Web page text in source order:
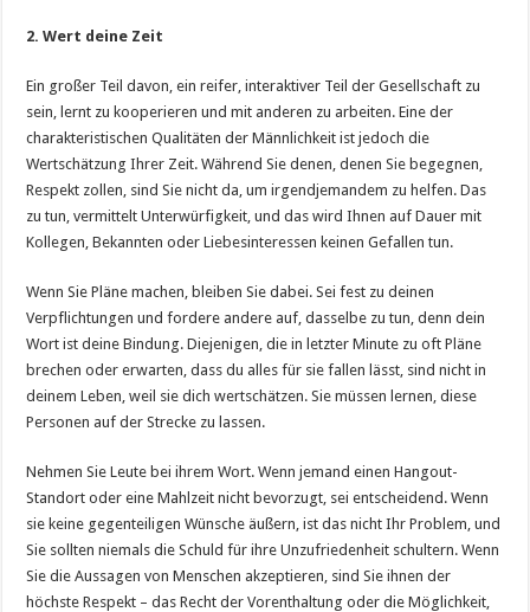
2.Wert deine Zeit
Ein großer Teil davon, ein reifer, interaktiver Teil der Gesellschaft zu
sein, lernt zu kooperieren und mit anderen zu arbeiten. Eine der
charakteristischen Qualitäten der Männlichkeit ist jedoch die
Wertschätzung Ihrer Zeit. Während Sie denen, denen Sie begegnen,
Respekt zollen, sind Sie nicht da, um irgendjemandem zu helfen. Das
zu tun, vermittelt Unterwürfigkeit, und das wird Ihnen auf Dauer mit
Kollegen, Bekannten oder Liebesinteressen keinen Gefallen tun.
Wenn Sie Pläne machen, bleiben Sie dabei. Sei fest zu deinen
Verpflichtungen und fordere andere auf, dasselbe zu tun, denn dein
Wort ist deine Bindung. Diejenigen, die in letzter Minute zu oft Pläne
brechen oder erwarten, dass du alles für sie fallen lässt, sind nicht in
deinem Leben, weil sie dich wertschätzen. Sie müssen lernen, diese
Personen auf der Strecke zu lassen.
Nehmen Sie Leute bei ihrem Wort. Wenn jemand einen Hangout-
Standort oder eine Mahlzeit nicht bevorzugt, sei entscheidend. Wenn
sie keine gegenteiligen Wünsche äußern, ist das nicht Ihr Problem, und
Sie sollten niemals die Schuld für ihre Unzufriedenheit schultern. Wenn
Sie die Aussagen von Menschen akzeptieren, sind Sie ihnen der
höchste Respekt – das Recht der Vorenthaltung oder die Möglichkeit,